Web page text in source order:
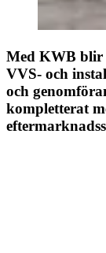
Med KWB blir
VVS- och
och
kompletterat